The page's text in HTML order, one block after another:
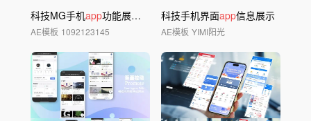
科技MG手机app功能展示动画
AE模板 1092123145
科技手机界面app信息展示
AE模板 YIMI阳光